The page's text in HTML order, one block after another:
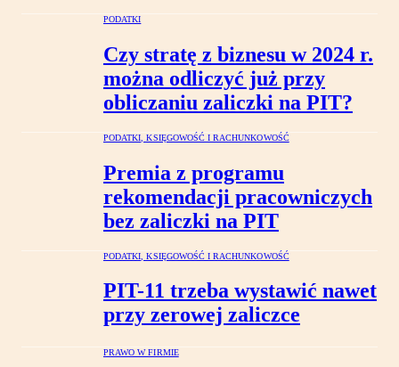
PODATKI
Czy stratę z biznesu w 2024 r.
można odliczyć już przy
obliczaniu zaliczki na PIT?
PODATKI, KSIĘGOWOŚĆ I RACHUNKOWOŚĆ
Premia z programu
rekomendacji pracowniczych
bez zaliczki na PIT
PODATKI, KSIĘGOWOŚĆ I RACHUNKOWOŚĆ
PIT-11 trzeba wystawić nawet
przy zerowej zaliczce
PRAWO W FIRMIE